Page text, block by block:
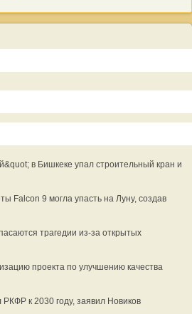
в Бишкеке упал строительный кран и
Falcon 9 могла упасть на Луну, создав
трагедии из-за открытых
проекта по улучшению качества
к 2030 году, заявил Новиков